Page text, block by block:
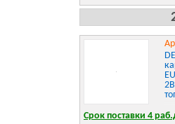
Срок поставки 4